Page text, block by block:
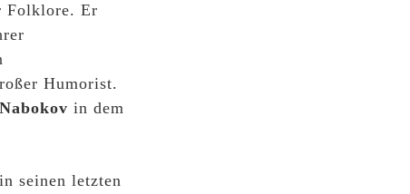
Folklore. Er
Humorist.
in dem
seinen letzten